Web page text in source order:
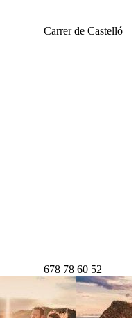
Carrer de Castelló
678 78 60 52